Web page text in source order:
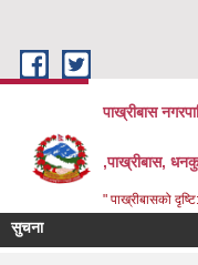
पाख्रीबास
,पाख्रीबास,
" पाख्रीबासको
सुचना